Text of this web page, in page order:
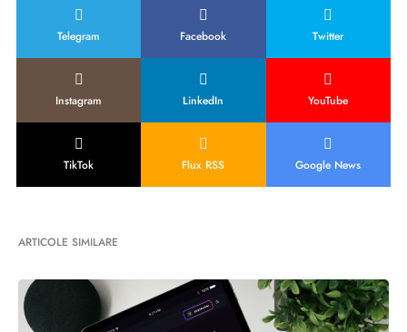
Telegram Facebook Twitter
Instagram LinkedIn YouTube
TikTok Flux RSS Google News
ARTICOLE SIMILARE